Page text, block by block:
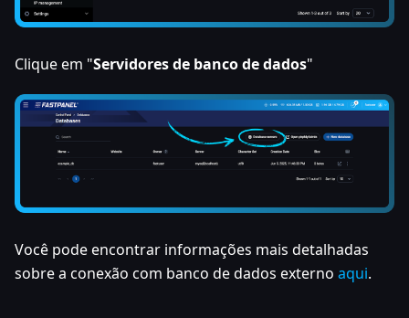
Clique em "Servidores de banco de dados"
Você pode encontrar informações mais detalhadas
sobre a conexão com banco de dados externo aqui.